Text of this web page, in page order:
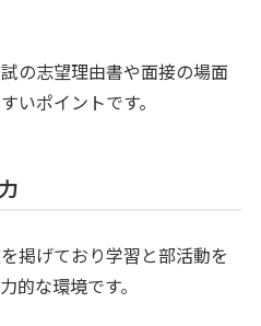
の志望理由書や面接の場面
いポイントです。
掲げており学習と部活動を
的な環境です。